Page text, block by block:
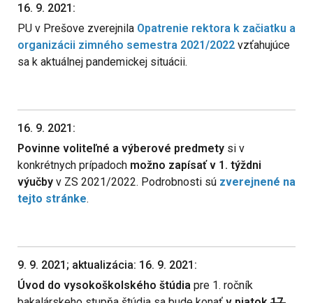
16. 9. 2021:
PU v Prešove zverejnila Opatrenie rektora k začiatku a
organizácii zimného semestra 2021/2022 vzťahujúce
sa k aktuálnej pandemickej situácii.
16. 9. 2021:
Povinne voliteľné a výberové predmety si v
konkrétnych prípadoch možno zapísať v 1. týždni
výučby v ZS 2021/2022. Podrobnosti sú zverejnené na
tejto stránke.
9. 9. 2021; aktualizácia: 16. 9. 2021:
Úvod do vysokoškolského štúdia pre 1. ročník